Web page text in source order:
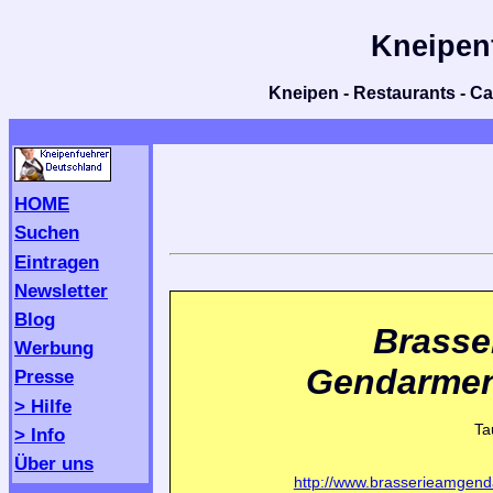
Kneipen - Restaurants -
HOME
Suchen
Eintragen
Newsletter
Blog
Werbung
Presse
> Hilfe
> Info
Über uns
http://